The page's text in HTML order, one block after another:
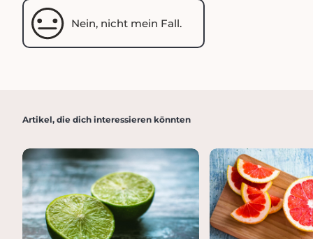
Nein, nicht mein Fall.
Artikel, die dich interessieren könnten